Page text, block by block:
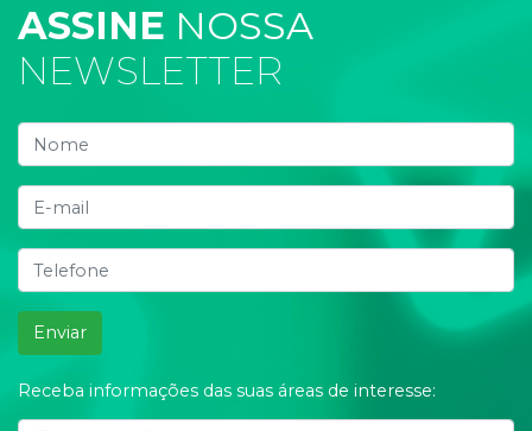
ASSINE NOSSA
NEWSLETTER
Enviar
Receba informações das suas áreas de interesse: